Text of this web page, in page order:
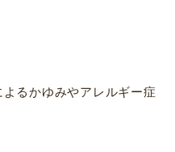
るかゆみやアレルギー症